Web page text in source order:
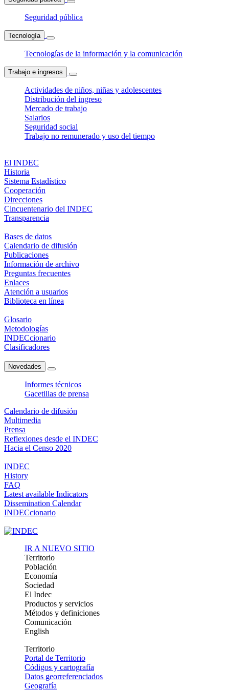
Seguridad pública
Tecnología
Tecnologías de la información y la comunicación
Trabajo e ingresos
Actividades de niños, niñas y adolescentes
Distribución del ingreso
Mercado de trabajo
Salarios
Seguridad social
Trabajo no remunerado y uso del tiempo
El INDEC
Historia
Sistema Estadístico
Cooperación
Direcciones
Cincuentenario del INDEC
Transparencia
Bases de datos
Calendario de difusión
Publicaciones
Información de archivo
Preguntas frecuentes
Enlaces
Atención a usuarios
Biblioteca en línea
Glosario
Metodologías
INDECcionario
Clasificadores
Novedades
Informes técnicos
Gacetillas de prensa
Calendario de difusión
Multimedia
Prensa
Reflexiones desde el INDEC
Hacia el Censo 2020
INDEC
History
FAQ
Latest available Indicators
Dissemination Calendar
INDECcionario
IR A NUEVO SITIO
Territorio
Población
Economía
Sociedad
El Indec
Productos y servicios
Métodos y definiciones
Comunicación
English
Territorio
Portal de Territorio
Códigos y cartografía
Datos georreferenciados
Geografía